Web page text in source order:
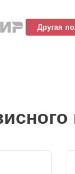
Другая